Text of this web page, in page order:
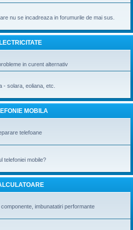
nu se incadreaza in forumurile de mai sus.
in curent alternativ
- solara, eoliana, etc.
MOBILA
telefoane
telefoniei mobile?
imbunatatiri performante